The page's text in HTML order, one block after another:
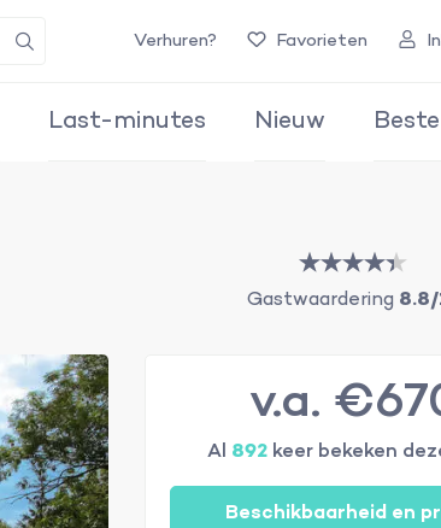
Zoeken Verhuren? Favorieten
Last-minutes Nieuw
Gastwaardering
v.a.
Al 892keer bekeken
Beschikbaarheid en